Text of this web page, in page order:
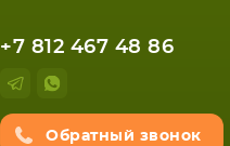
+7 812 467 48 86
Обратный звонок